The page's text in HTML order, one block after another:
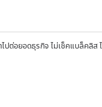
ต่อยอดธุรกิจ ไม่เช็คแบล็คลิส